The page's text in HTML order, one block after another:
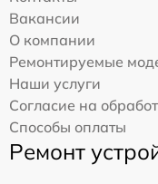
Вакансии
О компании
Ремонтируемые
Наши услуги
Согласие на
Способы оплаты
Ремонт